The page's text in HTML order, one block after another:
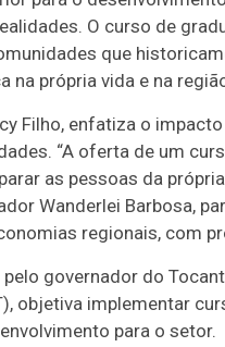
O curso de
que
própria vida e na
Filho, enfatiza o
“A oferta de um
as pessoas da
Wanderlei Barbosa,
regionais, com
governador do
objetiva implementar
para o setor.